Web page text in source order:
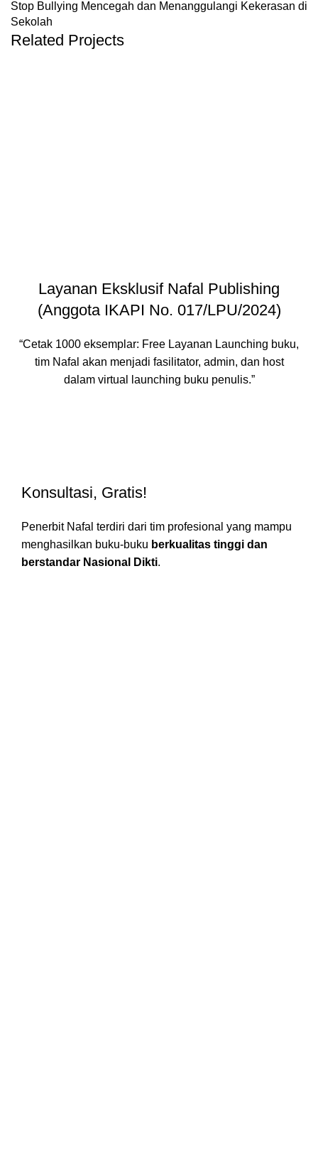
Stop Bullying Mencegah dan Menanggulangi Kekerasan di
Sekolah
Related Projects
Layanan Eksklusif Nafal Publishing
(Anggota IKAPI No. 017/LPU/2024)
“Cetak 1000 eksemplar: Free Layanan Launching buku,
tim Nafal akan menjadi fasilitator, admin, dan host
dalam virtual launching buku penulis.”
Konsultasi, Gratis!
Penerbit Nafal terdiri dari tim profesional yang mampu
menghasilkan buku-buku berkualitas tinggi dan
berstandar Nasional Dikti.